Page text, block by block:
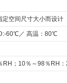
空间尺寸大小而设计
60℃／ 高温：80℃
；10％～98％RH